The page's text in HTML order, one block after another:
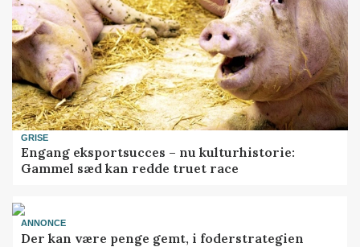
GRISE
Engang eksportsucces – nu kulturhistorie:
Gammel sæd kan redde truet race
ANNONCE
Der kan være penge gemt, i foderstrategien